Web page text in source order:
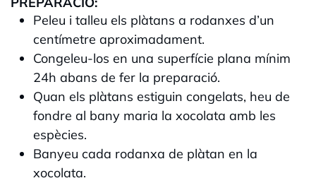
Peleu i talleu els plàtans a rodanxes d’un
centímetre aproximadament.
Congeleu-los en una superfície plana mínim
24h abans de fer la preparació.
Quan els plàtans estiguin congelats, heu de
fondre al bany maria la xocolata amb les
espècies.
Banyeu cada rodanxa de plàtan en la
xocolata.